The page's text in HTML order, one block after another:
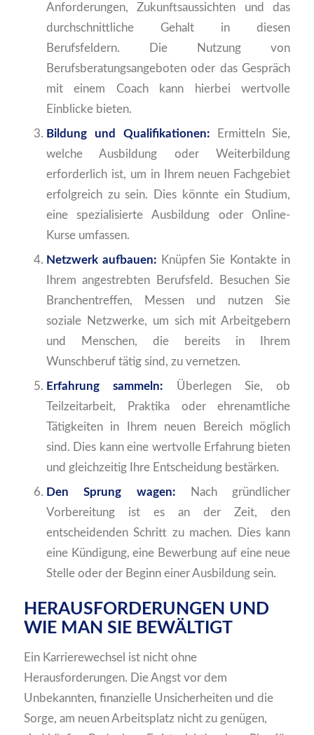
Anforderungen, Zukunftsaussichten und das
durchschnittliche Gehalt in diesen
Berufsfeldern. Die Nutzung von
Berufsberatungsangeboten oder das Gespräch
mit einem Coach kann hierbei wertvolle
Einblicke bieten.
Bildung und Qualifikationen:Ermitteln Sie,
welche Ausbildung oder Weiterbildung
erforderlich ist, um in Ihrem neuen Fachgebiet
erfolgreich zu sein. Dies könnte ein Studium,
eine spezialisierte Ausbildung oder Online-
Kurse umfassen.
Netzwerk aufbauen: Knüpfen Sie Kontakte in
Ihrem angestrebten Berufsfeld. Besuchen Sie
Branchentreffen, Messen und nutzen Sie
soziale Netzwerke, um sich mit Arbeitgebern
und Menschen, die bereits in Ihrem
Wunschberuf tätig sind, zu vernetzen.
Erfahrung sammeln: Überlegen Sie, ob
Teilzeitarbeit, Praktika oder ehrenamtliche
Tätigkeiten in Ihrem neuen Bereich möglich
sind. Dies kann eine wertvolle Erfahrung bieten
und gleichzeitig Ihre Entscheidung bestärken.
Den Sprung wagen: Nach gründlicher
Vorbereitung ist es an der Zeit, den
entscheidenden Schritt zu machen. Dies kann
eine Kündigung, eine Bewerbung auf eine neue
Stelle oder der Beginn einer Ausbildung sein.
HERAUSFORDERUNGEN UND
WIE MAN SIE BEWÄLTIGT
Ein Karrierewechsel ist nicht ohne
Herausforderungen. Die Angst vor dem
Unbekannten, finanzielle Unsicherheiten und die
Sorge, am neuen Arbeitsplatz nicht zu genügen,